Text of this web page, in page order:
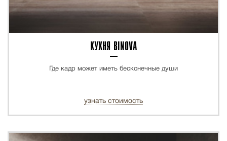
КУХНЯ BINOVA
Где кадр может иметь бесконечные души
узнать стоимость